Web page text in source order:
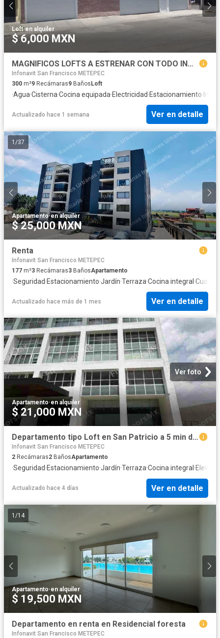
Loft·en alquiler
$ 6,000 MXN
MAGNIFICOS LOFTS A ESTRENAR CON TODO INCLUIDO
Infonavit San Francisco METEPEC
300 m²9 Recámaras9 Baños Loft
·Agua·Cisterna·Cocina equipada·Electricidad·Estacionamiento·
Actualizado hace 1 semana Ver en detalle
1 /37
Apartamento·en alquiler
$ 25,000 MXN
Renta
Infonavit San Francisco METEPEC
177 m²3 Recámaras3 BañosApartamento
·Seguridad·Estacionamiento·Jardín·Terraza·Cocina integral ·Cuarto
Actualizado hace más de 1 mes Ver en detalle
Ver foto
Apartamento·en alquiler
$ 21,000 MXN
Departamento tipo Loft en San Patricio a 5 min del tren interurbano
Infonavit San Francisco METEPEC
2 Recámaras2 BañosApartamento
·Seguridad·Estacionamiento·Jardín·Terraza·Cocina integral ·
Actualizado hace 4 días Ver en detalle
1 /14
Apartamento·en alquiler
$ 19,500 MXN
Departamento en renta en Residencial foresta
Infonavit San Francisco METEPEC